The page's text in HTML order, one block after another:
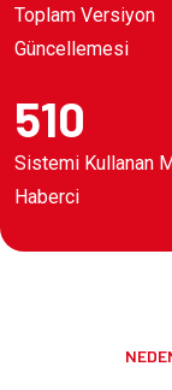
Toplam Versiyon
Güncellemesi
510
Sistemi Kullanan
Haberci